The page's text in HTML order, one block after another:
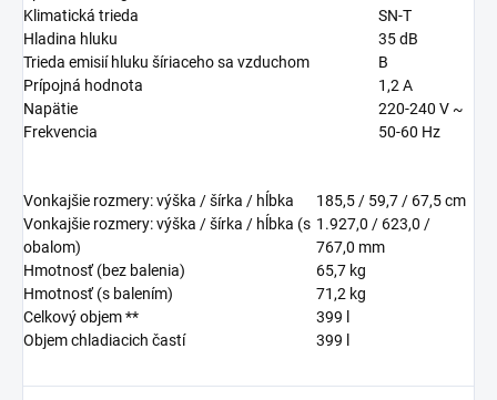
Klimatická trieda
SN-T
Hladina hluku
35dB
Trieda emisií hluku šíriaceho sa vzduchom
B
Prípojná hodnota
1,2 A
Napätie
220-240 V ~
Frekvencia
50-60 Hz
Vonkajšie rozmery: výška / šírka / hĺbka 185,5 / 59,7 / 67,5cm
Vonkajšie rozmery: výška / šírka / hĺbka (s
obalom)
1.927,0 / 623,0 /
767,0 mm
Hmotnosť (bez balenia)
65,7 kg
Hmotnosť (s balením)
71,2 kg
Celkový objem **
399
Objem chladiacich častí
399